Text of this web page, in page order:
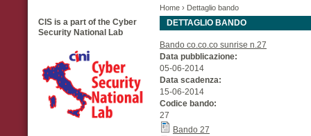
Home › Dettaglio bando
CIS is a part of the Cyber
Security National Lab
DETTAGLIO BANDO
Bando co.co.co sunrise n.27
Data pubblicazione:
05-06-2014
Data scadenza:
15-06-2014
Codice bando:
27
Bando 27